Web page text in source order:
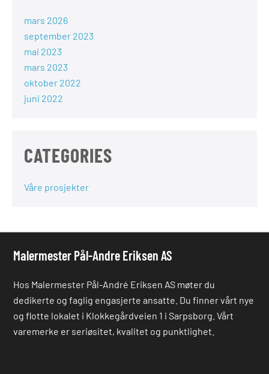
mars 2026
september 2023
mai 2023
mars 2023
oktober 2022
juni 2022
CATEGORIES
Våre prosjekter
Malermester Pål-Andre Eriksen AS
Hos Malermester Pål-André Eriksen AS møter du
dedikerte og faglig engasjerte ansatte. Du finner vårt nye
og flotte lokalet i Klokkegårdveien 1 i Sarpsborg. Vårt
varemerke er seriøsitet, kvalitet og punktlighet.